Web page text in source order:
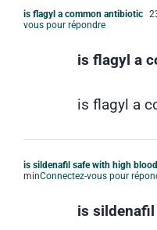
is flagyl a common antibiotic
vous pour répondre
is flagyl a
is flagyl a
is sildenafil safe with high
minConnectez-vous pour
is